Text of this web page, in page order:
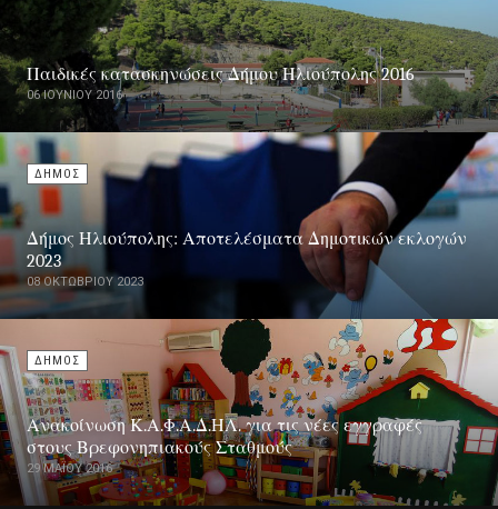
Παιδικές κατασκηνώσεις Δήμου Ηλιούπολης 2016
06 ΙΟΥΝΊΟΥ 2016
ΔΗΜΟΣ
Δήμος Ηλιούπολης: Αποτελέσματα Δημοτικών εκλογών
2023
08 ΟΚΤΩΒΡΊΟΥ 2023
ΔΗΜΟΣ
Ανακοίνωση Κ.Α.Φ.Α.Δ.ΗΛ. για τις νέες εγγραφές
στους Βρεφονηπιακούς Σταθμούς
29 ΜΑΪ́ΟΥ 2016